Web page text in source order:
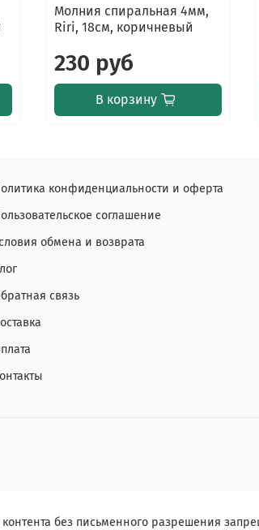
Молния спиральная 4мм,
Riri, 18см, коричневый
230 руб
В корзину
конфиденциальности и оферта
соглашение
обмена и возврата
связь
без письменного разрешения